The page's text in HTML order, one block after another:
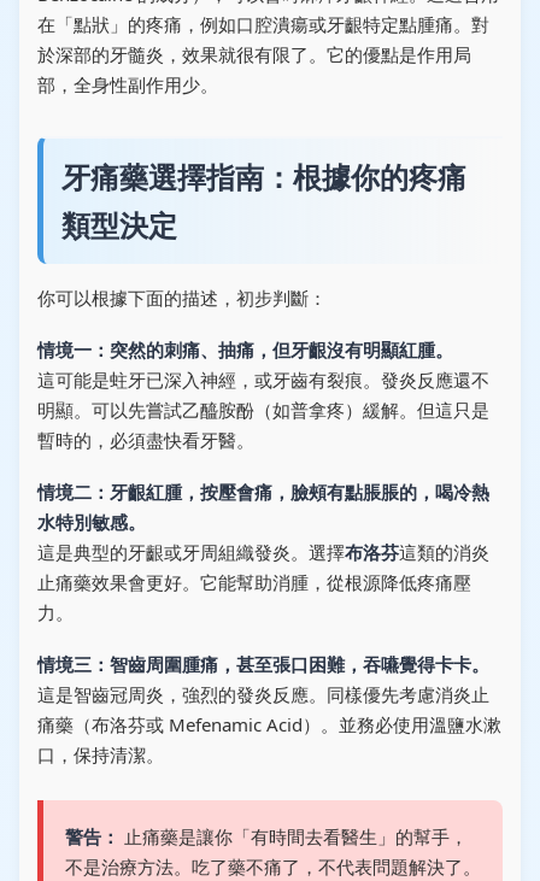
在「點狀」的疼痛，例如口腔潰瘍或牙齦特定點腫痛。對
於深部的牙髓炎，效果就很有限了。它的優點是作用局
部，全身性副作用少。
牙痛藥選擇指南：根據你的疼痛
類型決定
你可以根據下面的描述，初步判斷：
情境一：突然的刺痛、抽痛，但牙齦沒有明顯紅腫。
這可能是蛀牙已深入神經，或牙齒有裂痕。發炎反應還不
明顯。可以先嘗試乙醯胺酚（如普拿疼）緩解。但這只是
暫時的，必須盡快看牙醫。
情境二：牙齦紅腫，按壓會痛，臉頰有點脹脹的，喝冷熱
水特別敏感。
這是典型的牙齦或牙周組織發炎。選擇布洛芬這類的消炎
止痛藥效果會更好。它能幫助消腫，從根源降低疼痛壓
力。
情境三：智齒周圍腫痛，甚至張口困難，吞嚥覺得卡卡。
這是智齒冠周炎，強烈的發炎反應。同樣優先考慮消炎止
痛藥（布洛芬或 Mefenamic Acid）。並務必使用溫鹽水漱
口，保持清潔。
警告： 止痛藥是讓你「有時間去看醫生」的幫手，
不是治療方法。吃了藥不痛了，不代表問題解決了。